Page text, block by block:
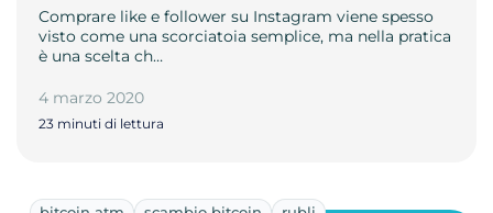
Comprare like e follower su Instagram viene spesso
visto come una scorciatoia semplice, ma nella pratica
è una scelta ch…
4 marzo 2020
23 minuti di lettura